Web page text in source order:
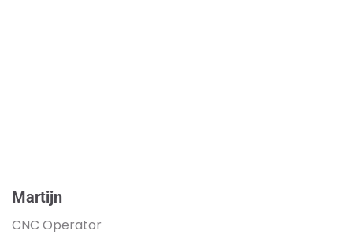
Martijn
CNC Operator